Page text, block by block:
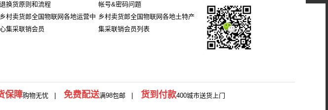
退换货原则和流程
乡村卖货郎全国物联网各地运营中
心集采联销会员
帐号&密码问题
乡村卖货郎全国物联网各地土特产
集采联销会员列表
保障购物无忧 | 免费配送满98包邮 | 货到付款400城市送货上门